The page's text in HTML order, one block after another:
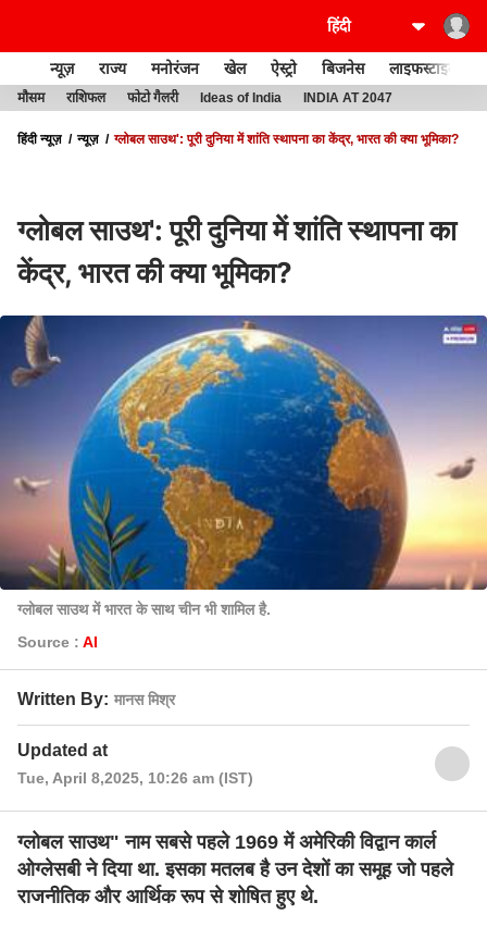
न्यूज़ राज्य मनोरंजन खेल ऐस्ट्रो बिजनेस लाइफस्टाइल
मौसम राशिफल फोटो गैलरी Ideas of India INDIA AT 2047
हिंदी न्यूज़ न्यूज़ ग्लोबल साउथ': पूरी दुनिया में शांति स्थापना का केंद्र, भारत की क्या भूमिका?
ग्लोबल साउथ': पूरी दुनिया में शांति स्थापना का
केंद्र, भारत की क्या भूमिका?
ग्लोबल साउथ में भारत के साथ चीन भी शामिल है.
Source : AI
Written By: मानस मिश्र
Updated at
Tue, April 8,2025, 10:26 am (IST)
ग्लोबल साउथ" नाम सबसे पहले 1969 में अमेरिकी विद्वान कार्ल
ओग्लेसबी ने दिया था. इसका मतलब है उन देशों का समूह जो पहले
राजनीतिक और आर्थिक रूप से शोषित हुए थे.